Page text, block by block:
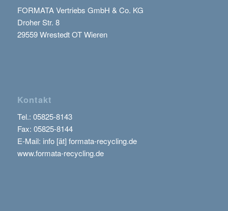
FORMATA Vertriebs GmbH & Co. KG
Droher Str. 8
29559 Wrestedt OT Wieren
Kontakt
Tel.: 05825-8143
Fax: 05825-8144
E-Mail: info [ät] formata-recycling.de
www.formata-recycling.de